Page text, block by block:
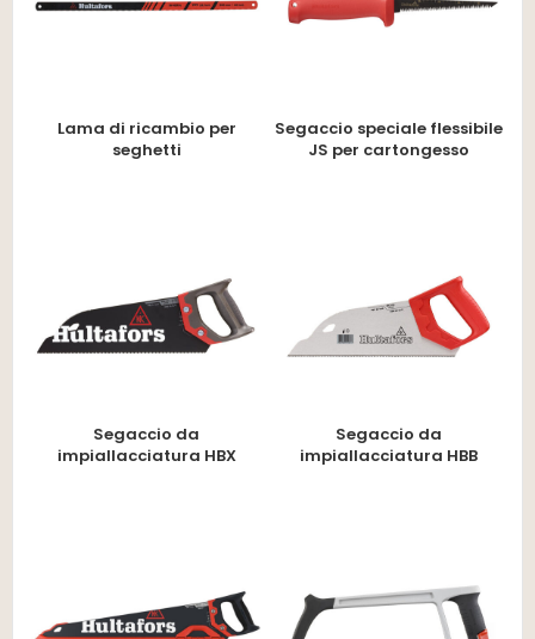
Lama di ricambio per
seghetti
Segaccio speciale flessibile
JS per cartongesso
Segaccio da
impiallacciatura HBX
Segaccio da
impiallacciatura HBB